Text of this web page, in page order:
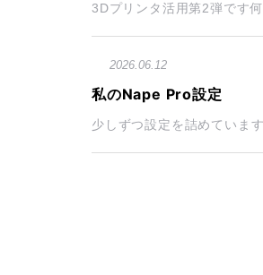
3Dプリンタ活用第2弾です
2026.06.12
私のNape Pro設定
少しずつ設定を詰めていま